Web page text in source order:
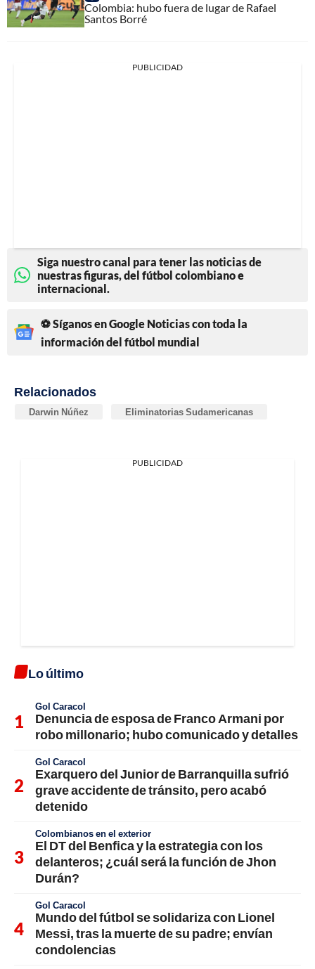
Colombia: hubo fuera de lugar de Rafael
Santos Borré
PUBLICIDAD
Siga nuestro canal para tener las noticias de
nuestras figuras, del fútbol colombiano e
internacional.
⚽ Síganos en Google Noticias con toda la
información del fútbol mundial
Relacionados
Darwin Núñez Eliminatorias Sudamericanas
PUBLICIDAD
Lo último
Gol Caracol
Denuncia de esposa de Franco Armani por
robo millonario; hubo comunicado y detalles
Gol Caracol
Exarquero del Junior de Barranquilla sufrió
grave accidente de tránsito, pero acabó
detenido
Colombianos en el exterior
El DT del Benfica y la estrategia con los
delanteros; ¿cuál será la función de Jhon
Durán?
Gol Caracol
Mundo del fútbol se solidariza con Lionel
Messi, tras la muerte de su padre; envían
condolencias